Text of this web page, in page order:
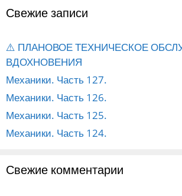
Свежие записи
⚠️ ПЛАНОВОЕ ТЕХНИЧЕСКОЕ
ВДОХНОВЕНИЯ
Механики. Часть 127.
Механики. Часть 126.
Механики. Часть 125.
Механики. Часть 124.
Свежие комментарии